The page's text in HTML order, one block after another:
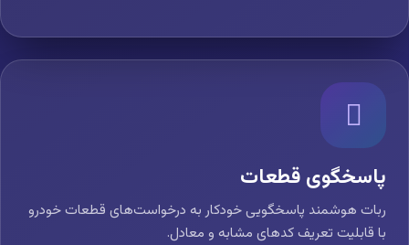
پاسخگوی قطعات
ربات هوشمند پاسخگویی خودکار به درخواست‌های قطعات خودرو
با قابلیت تعریف کدهای مشابه و معادل.